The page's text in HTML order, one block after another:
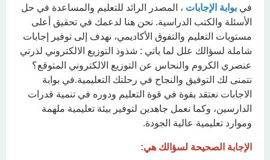
في بوابة الإجابات ، المصدر الرائد للتعليم والمساعدة في حل
الأسئلة والكتب الدراسية. نحن هنا لدعمك في تحقيق أعلى
مستويات التعليم والتفوق الأكاديمي، نهدف إلى توفير إجابات
شاملة لسؤالك علل لما ياتي : شذوذ التوزيع الالكتروني لذرتي
عنصري الكروم والنحاس عن التوزيع الالكتروني المتوقع؟
نتمنى لك التوفيق والنجاح في رحلتك التعليمية.في بوابة
الاجابات نعتقد بقوة في قوة التعليم ودوره في تنمية قدرات
الدارسين، وكما نعمل جاهدين لتوفير بيئة تعليمية ملهمة
وموارد تعليمية عالية الجودة.
الإجابة الصحيحة لسؤالك هي: